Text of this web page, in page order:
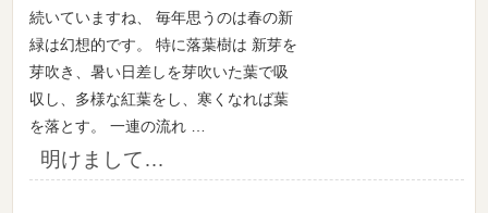
続いていますね、 毎年思うのは春の新
緑は幻想的です。 特に落葉樹は 新芽を
芽吹き、暑い日差しを芽吹いた葉で吸
収し、多様な紅葉をし、寒くなれば葉
を落とす。 一連の流れ …
明けまして…